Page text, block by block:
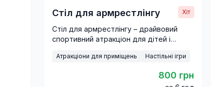
Стіл для армрестлінгу Хіт
Стіл для армрестлінгу – драйвовий
спортивний атракціон для дітей і
корпоративів і фестивалів.
Атракціони для приміщень Настільні ігри
800 грн